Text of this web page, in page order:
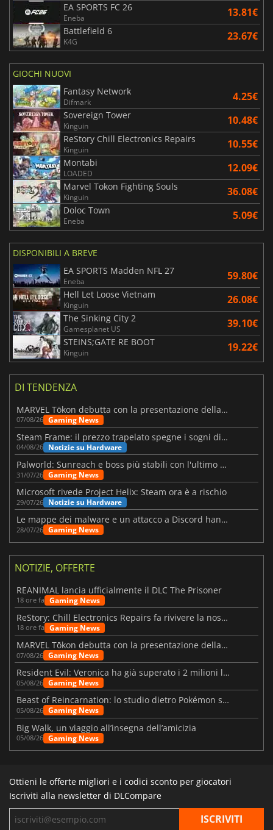
EA SPORTS FC 26
Eneba 13.81€
Battlefield 6
K4G 23.67€
GIOCHI NUOVI
Fantasy Network
Difmark 4.25€
Sovereign Tower
Kinguin 10.48€
ReStory Chill Electronics Repairs
Kinguin 10.55€
Montabi
LOADED 12.09€
Marvel Tokon Fighting Souls
Kinguin 36.08€
Doloc Town
Eneba 5.09€
DISPONIBILI A BREVE
EA SPORTS Madden NFL 27
Eneba 59.80€
Hell Let Loose Vietnam
Kinguin 26.08€
The Sinking City 2
Gamesplanet US 39.10€
STEINS;GATE RE BOOT
Kinguin 19.22€
DI TENDENZA
MARVEL Tōkon debutta con la presentazione della roadmap per il primo anno
07/08/26 Gaming News
Steam Frame: il prezzo trapelato spegne i sogni di un VR economico
04/08/26 Notizie su Hardware
Palworld: Sunreach e boss più stabili con l'ultimo update
31/07/26 Gaming News
Microsoft rivede Project Helix: Steam ora è a rischio
29/07/26 Notizie su Hardware
Le mappe dei malware e un attacco a Discord hanno colpito Meccha Chameleon
28/07/26 Gaming News
NOTIZIE, OFFERTE
REANIMAL lancia ufficialmente il DLC The Prisoner
18 ore fa Gaming News
ReStory: Chill Electronics Repairs fa rivivere la nostalgia degli anni 2000
18 ore fa Gaming News
MARVEL Tōkon debutta con la presentazione della roadmap per il primo anno
07/08/26 Gaming News
Resident Evil: Veronica ha già superato i 2 milioni liste dei desideri
05/08/26 Gaming News
Beast of Reincarnation: lo studio dietro Pokémon su una nuova strada
05/08/26 Gaming News
Big Walk, un viaggio all’insegna dell’amicizia
05/08/26 Gaming News
Ottieni le offerte migliori e i codici sconto per giocatori
Iscriviti alla newsletter di DLCompare